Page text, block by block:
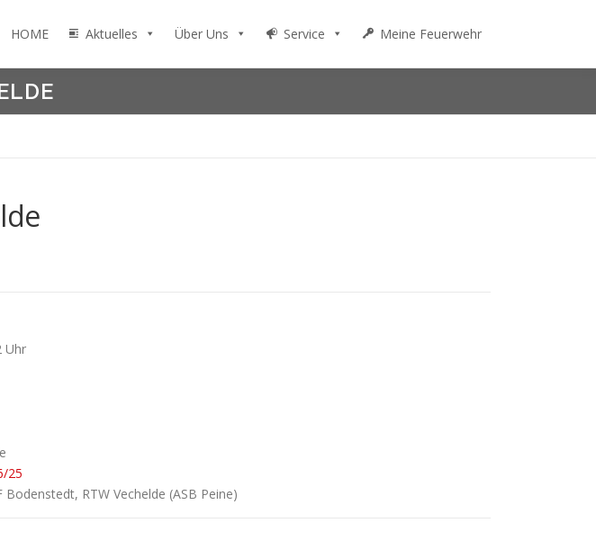
HOME Aktuelles Über Uns Service Meine Feuerwehr
Uhr
25
RTW Vechelde (ASB Peine)